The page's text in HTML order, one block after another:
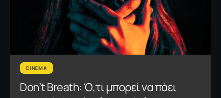
CINEMA
Don’t Breath: Ό,τι μπορεί να πάει